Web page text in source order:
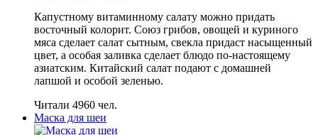
Капустному витаминному салату можно придать
восточный колорит. Союз грибов, овощей и куриного
мяса сделает салат сытным, свекла придаст насыщенный
цвет, а особая заливка сделает блюдо по-настоящему
азиатским. Китайский салат подают с домашней
лапшой и особой зеленью.
Читали 4960 чел.
Маска для шеи